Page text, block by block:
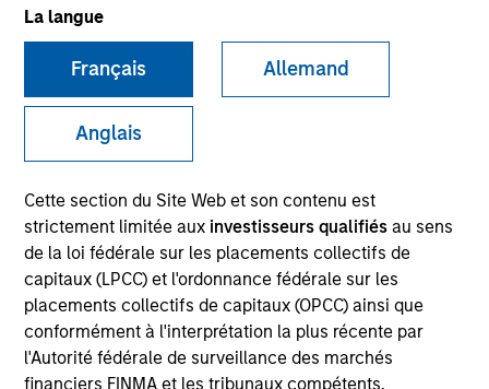
La langue
Français Allemand
Anglais
Cette section du Site Web et son contenu est
strictement limitée aux investisseurs qualifiésau sens
de la loi fédérale sur les placements collectifs de
capitaux (LPCC) et l'ordonnance fédérale sur les
placements collectifs de capitaux (OPCC) ainsi que
conformément à l'interprétation la plus récente par
l'Autorité fédérale de surveillance des marchés
financiers FINMA et les tribunaux compétents.
SECTOR
Technology
COUNTRY
United States